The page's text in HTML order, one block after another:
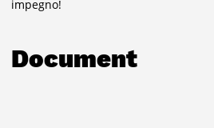
impegno!
Document